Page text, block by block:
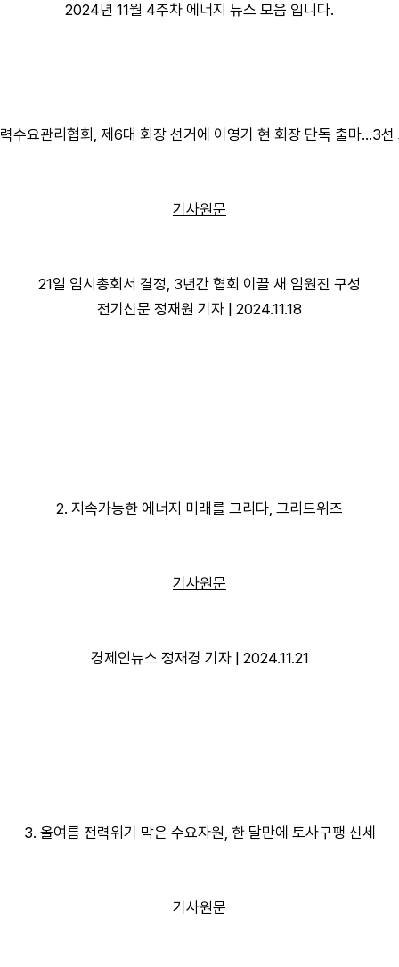
2024년 11월 4주차 에너지 뉴스 모음 입니다.
수요관리협회, 제6대 회장 선거에 이영기 현 회장 단독 출마...3선
기사원문
21일 임시총회서 결정, 3년간 협회 이끌 새 임원진 구성
전기신문 정재원 기자 | 2024.11.18
2. 지속가능한 에너지 미래를 그리다, 그리드위즈
기사원문
경제인뉴스 정재경 기자 | 2024.11.21
3. 올여름 전력위기 막은 수요자원, 한 달만에 토사구팽 신세
기사원문